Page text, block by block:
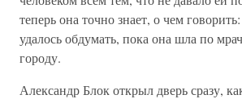
теперь она точно знает, о чем
удалось обдумать, пока она шла по
городу.
Александр Блок открыл дверь сразу,